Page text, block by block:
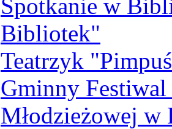
Spotkanie w
Bibliotek"
Teatrzyk
Gminny
Młodzieżowej w